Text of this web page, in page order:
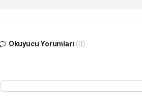
Okuyucu Yorumları (0)